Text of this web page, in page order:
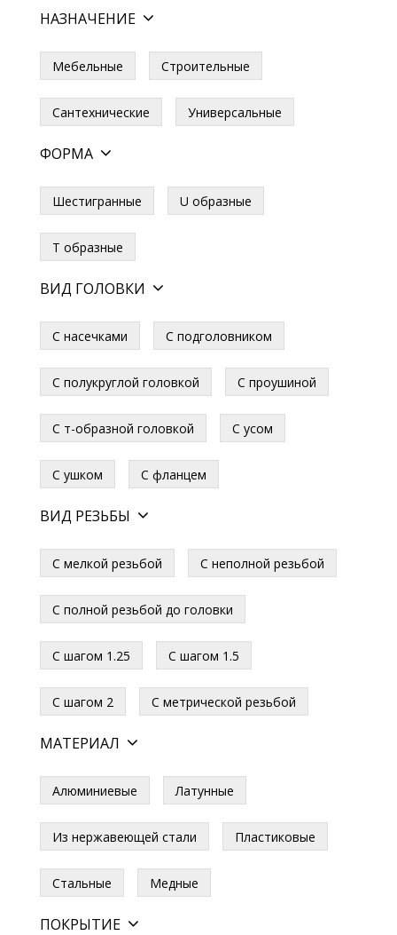
НАЗНАЧЕНИЕ
Мебельные Строительные
Сантехнические Универсальные
ФОРМА
Шестигранные U образные
Т образные
ВИД ГОЛОВКИ
С насечками С подголовником
С полукруглой головкой С проушиной
С т-образной головкой С усом
С ушком С фланцем
ВИД РЕЗЬБЫ
С мелкой резьбой С неполной резьбой
С полной резьбой до головки
С шагом 1.25 С шагом 1.5
С шагом 2 С метрической резьбой
МАТЕРИАЛ
Алюминиевые Латунные
Из нержавеющей стали Пластиковые
Стальные Медные
ПОКРЫТИЕ